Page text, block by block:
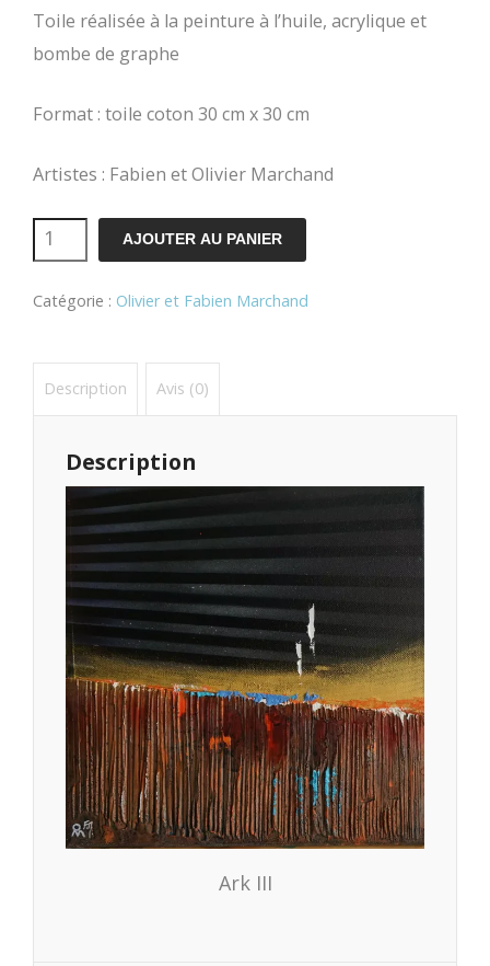
Toile réalisée à la peinture à l’huile, acrylique et
bombe de graphe
Format : toile coton 30 cm x 30 cm
Artistes : Fabien et Olivier Marchand
quantité
de
Ark
AJOUTER AU PANIER
Catégorie : Olivier et Fabien Marchand
Description Avis (0)
Description
Ark III